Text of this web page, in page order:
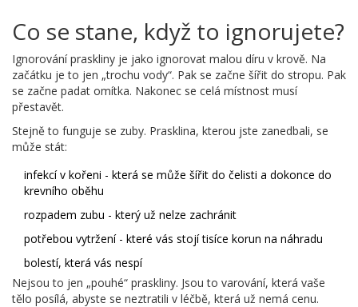
Co se stane, když to ignorujete?
Ignorování praskliny je jako ignorovat malou díru v krově. Na
začátku je to jen „trochu vody“. Pak se začne šířit do stropu. Pak
se začne padat omítka. Nakonec se celá místnost musí
přestavět.
Stejně to funguje se zuby. Prasklina, kterou jste zanedbali, se
může stát:
infekcí v kořeni - která se může šířit do čelisti a dokonce do
krevního oběhu
rozpadem zubu - který už nelze zachránit
potřebou vytržení - které vás stojí tisíce korun na náhradu
bolestí, která vás nespí
Nejsou to jen „pouhé“ praskliny. Jsou to varování, která vaše
tělo posílá, abyste se neztratili v léčbě, která už nemá cenu.